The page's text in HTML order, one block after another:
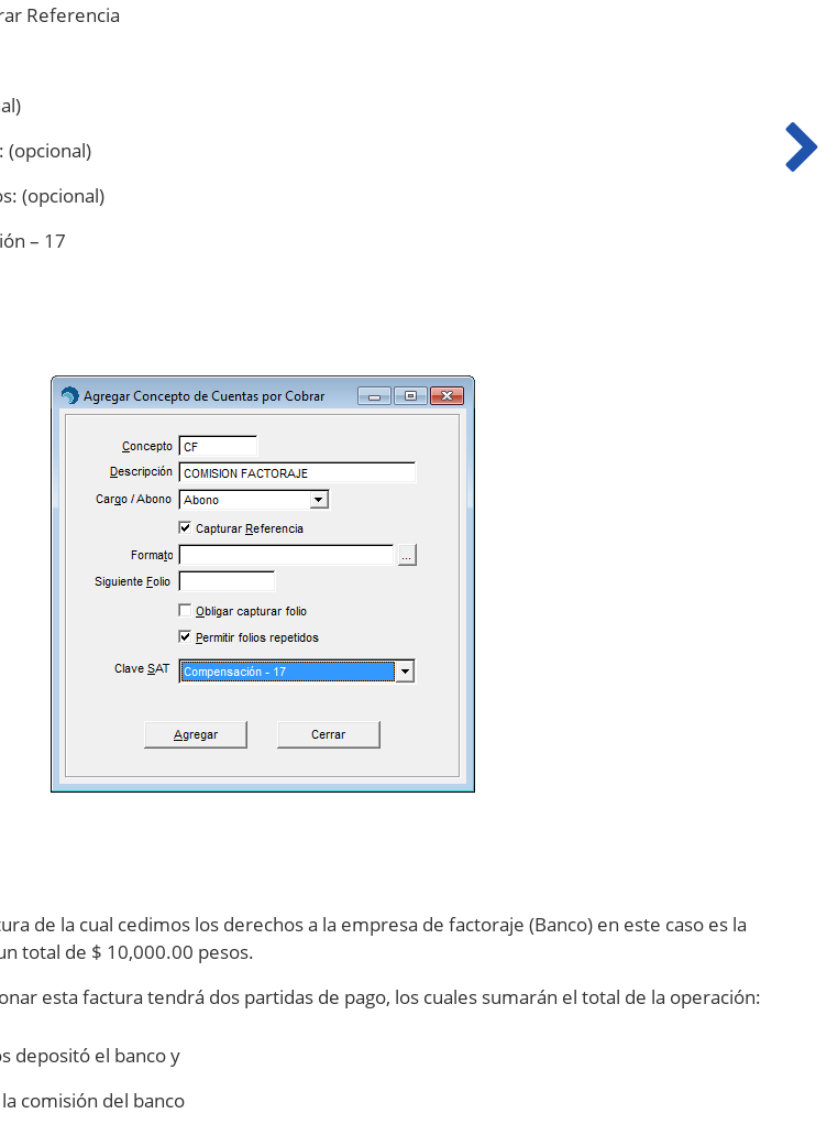
Referencia
(opcional)
(opcional)
– 17
de la cual cedimos los derechos a la empresa de factoraje (Banco) en este caso es la
total de $ 10,000.00 pesos.
esta factura tendrá dos partidas de pago, los cuales sumarán el total de la operación:
depositó el banco y
comisión del banco